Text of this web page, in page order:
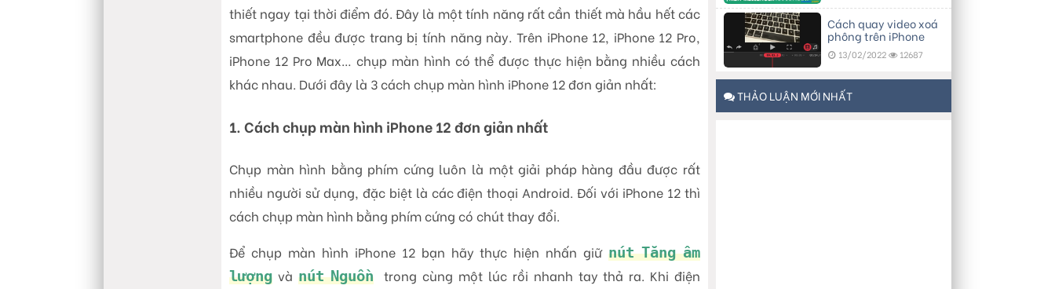
thiết ngay tại thời điểm đó. Đây là một tính năng rất cần thiết mà hầu hết các
smartphone đều được trang bị tính năng này. Trên iPhone 12, iPhone 12 Pro,
iPhone 12 Pro Max… chụp màn hình có thể được thực hiện bằng nhiều cách
khác nhau. Dưới đây là 3 cách chụp màn hình iPhone 12 đơn giản nhất:
1. Cách chụp màn hình iPhone 12 đơn giản nhất
Chụp màn hình bằng phím cứng luôn là một giải pháp hàng đầu được rất
nhiều người sử dụng, đặc biệt là các điện thoại Android. Đối với iPhone 12 thì
cách chụp màn hình bằng phím cứng có chút thay đổi.
Để chụp màn hình iPhone 12 bạn hãy thực hiện nhấn giữnút Tăng âm
lượng và nút Nguồntrong cùng một lúc rồi nhanh tay thả ra. Khi điện
Cách quay video xoá
phông trên iPhone
13/02/2022 12687
THẢO LUẬN MỚI NHẤT